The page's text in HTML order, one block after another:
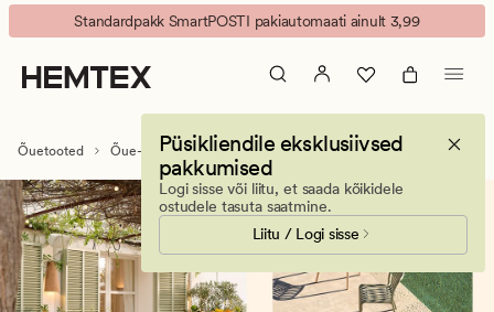
Õuetoolid
ja
aiatoolid
toolid
ja
rõdule
Animated
banner.
Press
ESCAPE
pause.
Standardpakk SmartPOSTI pakiautomaati ainult 3,99
Püsikliendile eksklusiivsed
pakkumised
Logi sisse või liitu, et saada kõikidele
ostudele tasuta saatmine.
Liitu / Logi sisse
Õuetooted Õue- ja aiamööbel Õue- ja aiatoolid